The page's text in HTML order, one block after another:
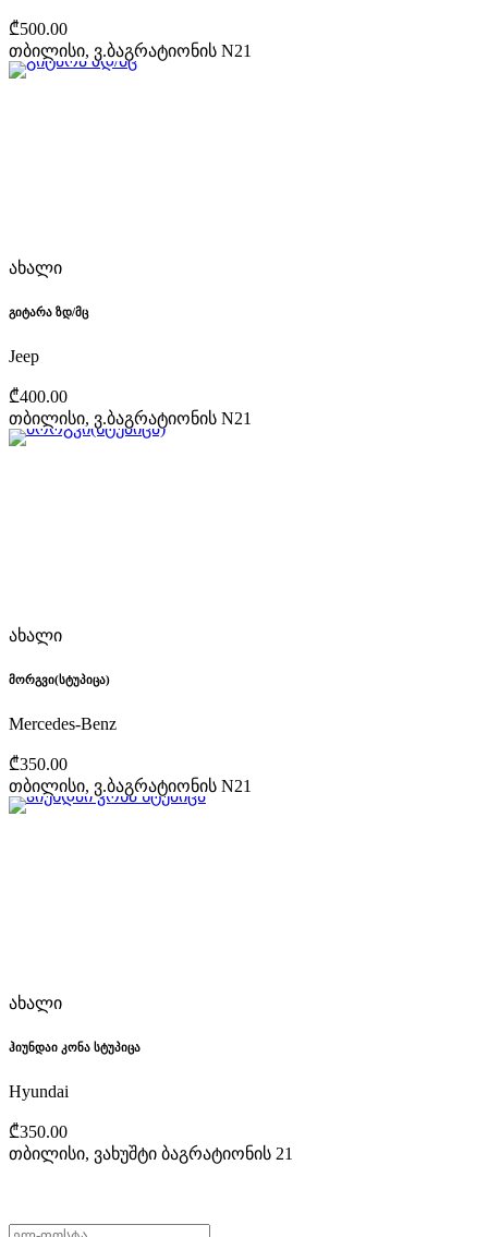
₾500.00
თბილისი, ვ.ბაგრატიონის N21
ახალი
გიტარა ზდ/მც
Jeep
₾400.00
თბილისი, ვ.ბაგრატიონის N21
ახალი
მორგვი(სტუპიცა)
Mercedes-Benz
₾350.00
თბილისი, ვ.ბაგრატიონის N21
ახალი
ჰიუნდაი კონა სტუპიცა
Hyundai
₾350.00
თბილისი, ვახუშტი ბაგრატიონის 21